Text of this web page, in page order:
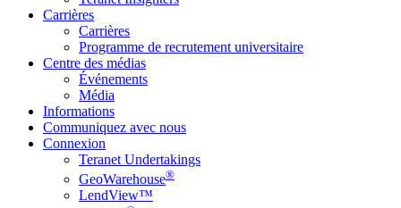
Carrières
Carrières
Programme de recrutement universitaire
Centre des médias
Événements
Média
Informations
Communiquez avec nous
Connexion
Teranet Undertakings
GeoWarehouse®
LendView™